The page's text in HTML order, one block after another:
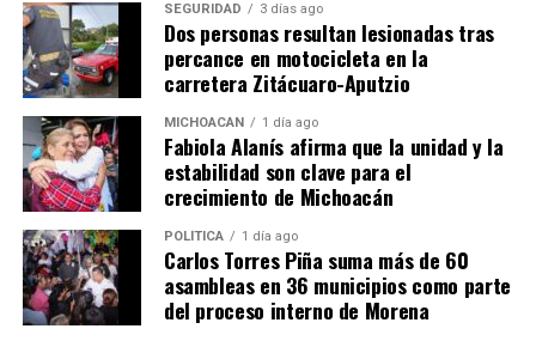
Me gusta esto:
Relacionado
SEGURIDAD 3 días ago
Dos personas resultan lesionadas tras
percance en motocicleta en la
carretera Zitácuaro-Aputzio
MICHOACÁN 1 día ago
Fabiola Alanís afirma que la unidad y la
estabilidad son clave para el
crecimiento de Michoacán
POLÍTICA 1 día ago
Carlos Torres Piña suma más de 60
asambleas en 36 municipios como parte
del proceso interno de Morena